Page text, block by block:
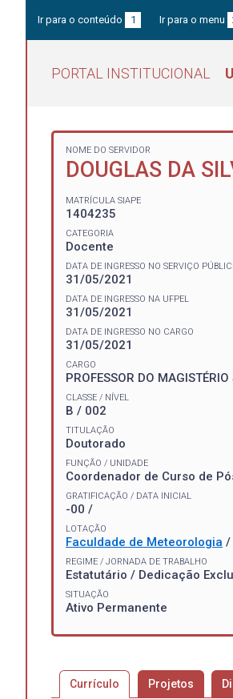
Ir para o conteúdo 1 Ir para o menu
PORTAL INSTITUCIONAL
NOME DO SERVIDOR
DOUGLAS DA
MATRÍCULA SIAPE
1404235
CATEGORIA
Docente
DATA DE INGRESSO NO SERVIÇO
31/05/2021
DATA DE INGRESSO NA UFPEL
31/05/2021
DATA DE INGRESSO NO CARGO
31/05/2021
CARGO
PROFESSOR DO MAGISTÉRIO
CLASSE / NÍVEL
B / 002
TITULAÇÃO
Doutorado
FUNÇÃO / UNIDADE
Coordenador de Curso de
GRATIFICAÇÃO / DATA INICIAL
-00 /
LOTAÇÃO
Faculdade de Meteorologia /
REGIME / JORNADA DE TRABALHO
Estatutário / Dedicação
SITUAÇÃO
Ativo Permanente
Currículo Projetos